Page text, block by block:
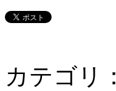
カテゴリ：